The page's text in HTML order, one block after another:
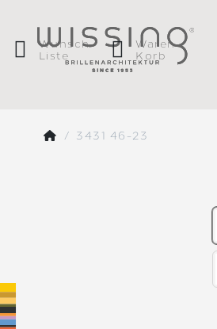
Wunsch
Liste
Waren
Korb
3431 46-23